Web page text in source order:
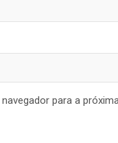
para a